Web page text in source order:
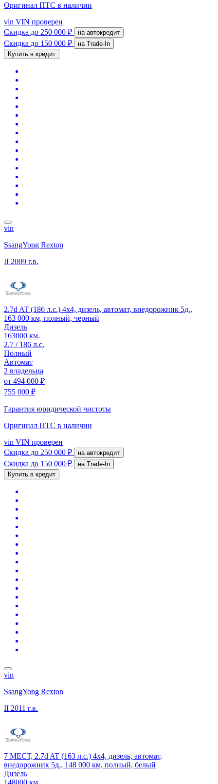
Оригинал ПТС в наличии
vin VIN проверен
Скидка до 250 000 ₽ на автокредит
Скидка до 150 000 ₽
на Trade-In
Купить в кредит
vin
SsangYong Rexton
II 2009 г.в.
2.7d AT (186 л.с.) 4x4, дизель, автомат, внедорожник 5д.,
163 000 км, полный, черный
Дизель
163000 км.
2.7 / 186 л.с.
Полный
Автомат
2 владельца
от 494 000 ₽
755 000 ₽
Гарантия юридической чистоты
Оригинал ПТС в наличии
vin VIN проверен
Скидка до 250 000 ₽ на автокредит
Скидка до 150 000 ₽
на Trade-In
Купить в кредит
vin
SsangYong Rexton
II 2011 г.в.
7 МЕСТ, 2.7d AT (163 л.с.) 4x4, дизель, автомат,
внедорожник 5д., 148 000 км, полный, белый
Дизель
148000 км.